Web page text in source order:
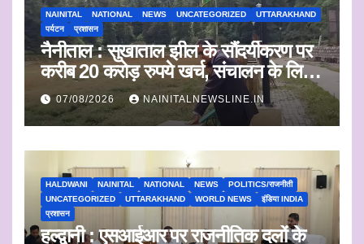
NAINITAL NATIONAL NEWS UNCATEGORIZED
UTTARAKHAND
पर्यटन
प्रशासन
नैनीताल : सुखाताल झील के सौंदर्यीकरण पर
करीब 20 करोड़ रुपये खर्च, संचालन के लिए
संस्था का चयन जल्द
07/08/2026 NAINITALNEWSLINE.IN
HALDWANI NAINITAL NATIONAL NEWS
POLITICS/राजनीती
UNCATEGORIZED
UTTARAKHAND WORLD NEWS
इंडिया INDIA
प्रशासन
हल्द्वानी : एसआईआर पर राजनीतिक दलों के